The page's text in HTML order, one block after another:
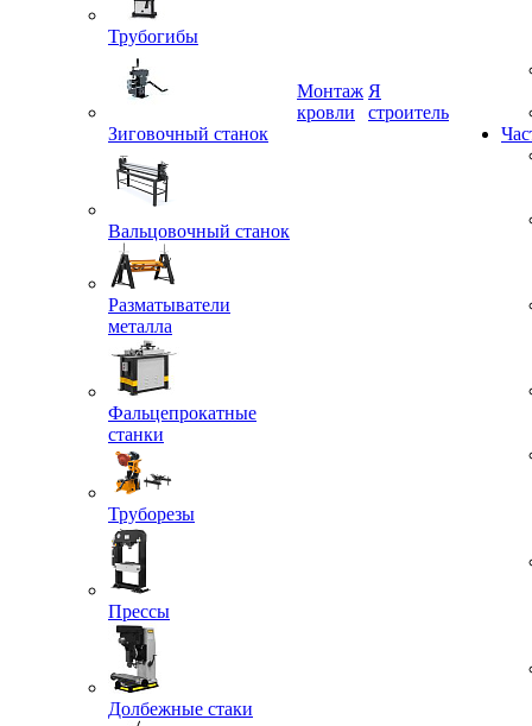
Трубогибы
Зиговочный станок
Вальцовочный станок
Разматыватели
металла
Фальцепрокатные
станки
Труборезы
Прессы
Долбежные стаки
Монтаж
Я